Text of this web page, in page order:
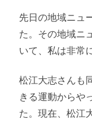
先日の地域ニュ
た。その地域ニ
いて、私は非常
松江大志さんも
きる運動からや
た。現在、松江